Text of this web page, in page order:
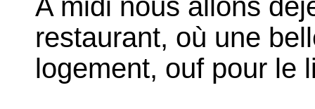
A midi nous allons
restaurant, où une
logement, ouf pour le